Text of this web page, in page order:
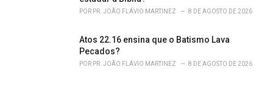
POR PR. JOÃO FLÁVIO MARTINEZ 8 DE AGOSTO DE 2026
Atos 22.16 ensina que o Batismo Lava
Pecados?
POR PR. JOÃO FLÁVIO MARTINEZ 8 DE AGOSTO DE 2026